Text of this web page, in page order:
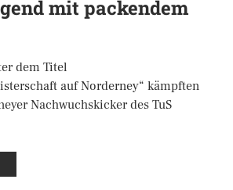
mit packendem
dem Titel
auf Norderney“ kämpften
Nachwuchskicker des TuS